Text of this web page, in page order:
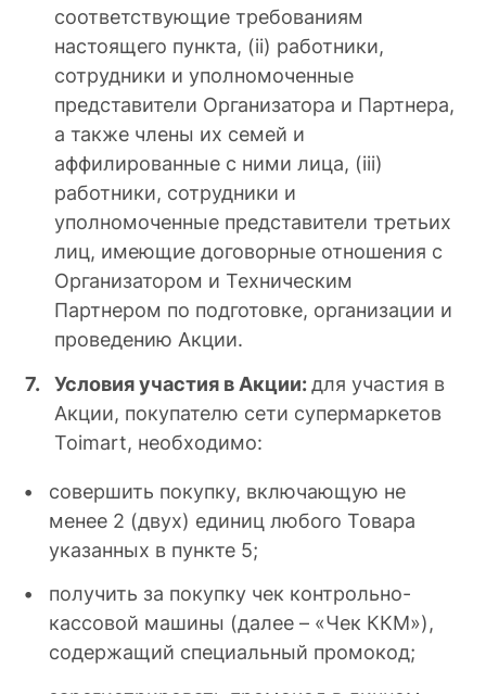
соответствующие требованиям
настоящего пункта, (ii) работники,
сотрудники и уполномоченные
представители Организатора и Партнера,
а также члены их семей и
аффилированные с ними лица, (iii)
работники, сотрудники и
уполномоченные представители третьих
лиц, имеющие договорные отношения с
Организатором и Техническим
Партнером по подготовке, организации и
проведению Акции.
Условия участия в Акции:для участия в
Акции, покупателю сети супермаркетов
Toimart, необходимо:
совершить покупку, включающую не
менее 2 (двух) единиц любого Товара
указанных в пункте 5;
получить за покупку чек контрольно-
кассовой машины (далее – «Чек ККМ»),
содержащий специальный промокод;